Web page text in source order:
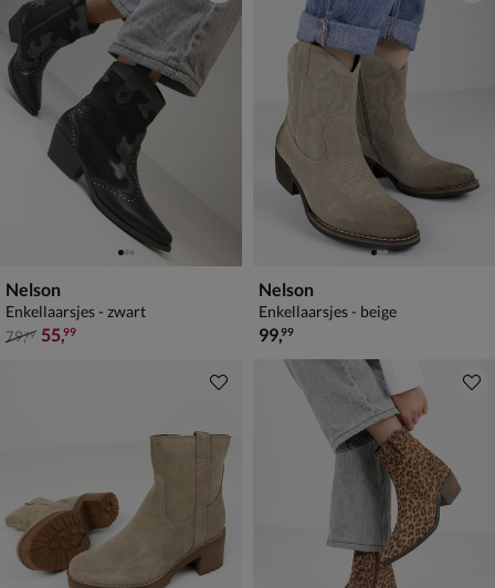
Nelson
Enkellaarsjes - zwart
van € 79,99 voor € 55,99
79,99 55,99
Nelson
Enkellaarsjes - beige
€ 99,99
99,99